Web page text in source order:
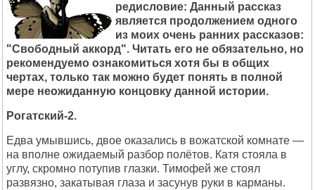
редисловие: Данный рассказ
является продолжением одного
из моих очень ранних рассказов:
"Свободный аккорд". Читать его не обязательно, но
рекомендуемо ознакомиться хотя бы в общих
чертах, только так можно будет понять в полной
мере неожиданную концовку данной истории.
Рогатский-2.
Едва умывшись, двое оказались в вожатской комнате —
на вполне ожидаемый разбор полётов. Катя стояла в
углу, скромно потупив глазки. Тимофей же стоял
развязно, закатывая глаза и засунув руки в карманы.